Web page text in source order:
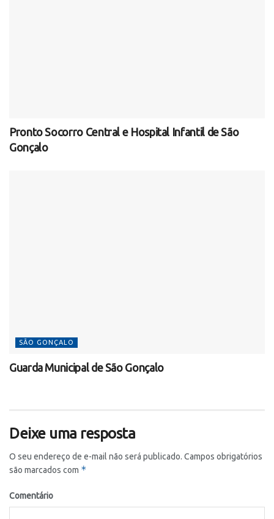
Pronto Socorro Central e Hospital Infantil de São
Gonçalo
SÃO GONÇALO
Guarda Municipal de São Gonçalo
Deixe uma resposta
O seu endereço de e-mail não será publicado. Campos obrigatórios
são marcados com *
Comentário